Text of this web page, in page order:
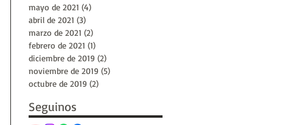
mayo de 2021 (4)
abril de 2021 (3)
marzo de 2021 (2)
febrero de 2021 (1)
diciembre de 2019 (2)
noviembre de 2019 (5)
octubre de 2019 (2)
Seguinos